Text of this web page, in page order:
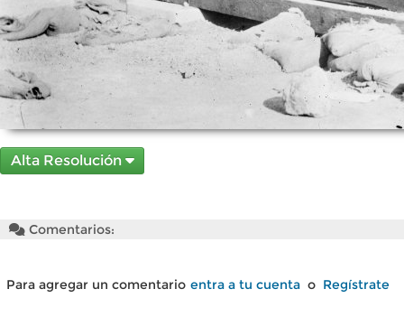
Alta Resolución
Comentarios:
Para agregar un comentario entra a tu cuenta o Regístrate